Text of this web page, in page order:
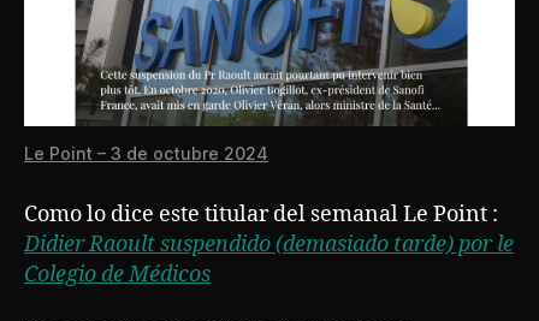
Le Point – 3 de octubre 2024
Como lo dice este titular del semanal Le Point :
Didier Raoult suspendido (demasiado tarde) por le
Colegio de Médicos